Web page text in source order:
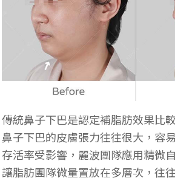
傳統鼻子下巴是認定補脂肪效果比
鼻子下巴的皮膚張力往往很大，容
存活率受影響，麗波團隊應用精微
讓脂肪團隊微量置放在多層次，往